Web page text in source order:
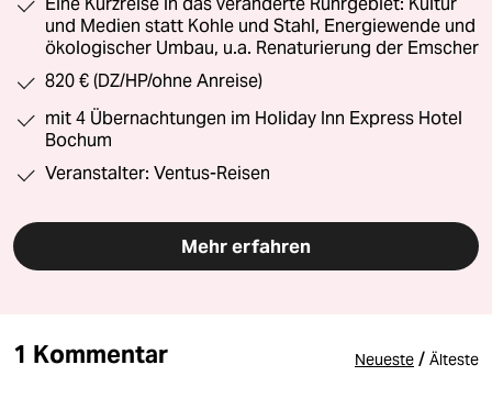
und Medien statt Kohle und Stahl, Energiewende und
ökologischer Umbau, u.a. Renaturierung der Emscher
820 € (DZ/HP/ohne Anreise)
mit 4 Übernachtungen im Holiday Inn Express Hotel
Bochum
Veranstalter: Ventus-Reisen
Mehr erfahren
1 Kommentar Neueste / Älteste